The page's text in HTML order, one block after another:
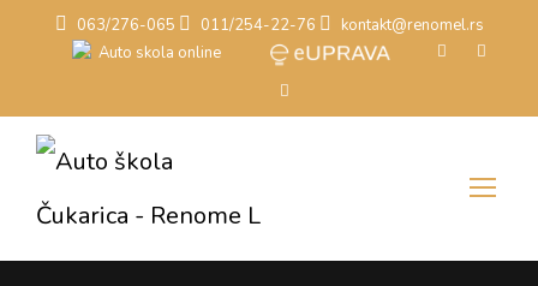
063/276-065 011/254-22-76 kontakt@renomel.rs